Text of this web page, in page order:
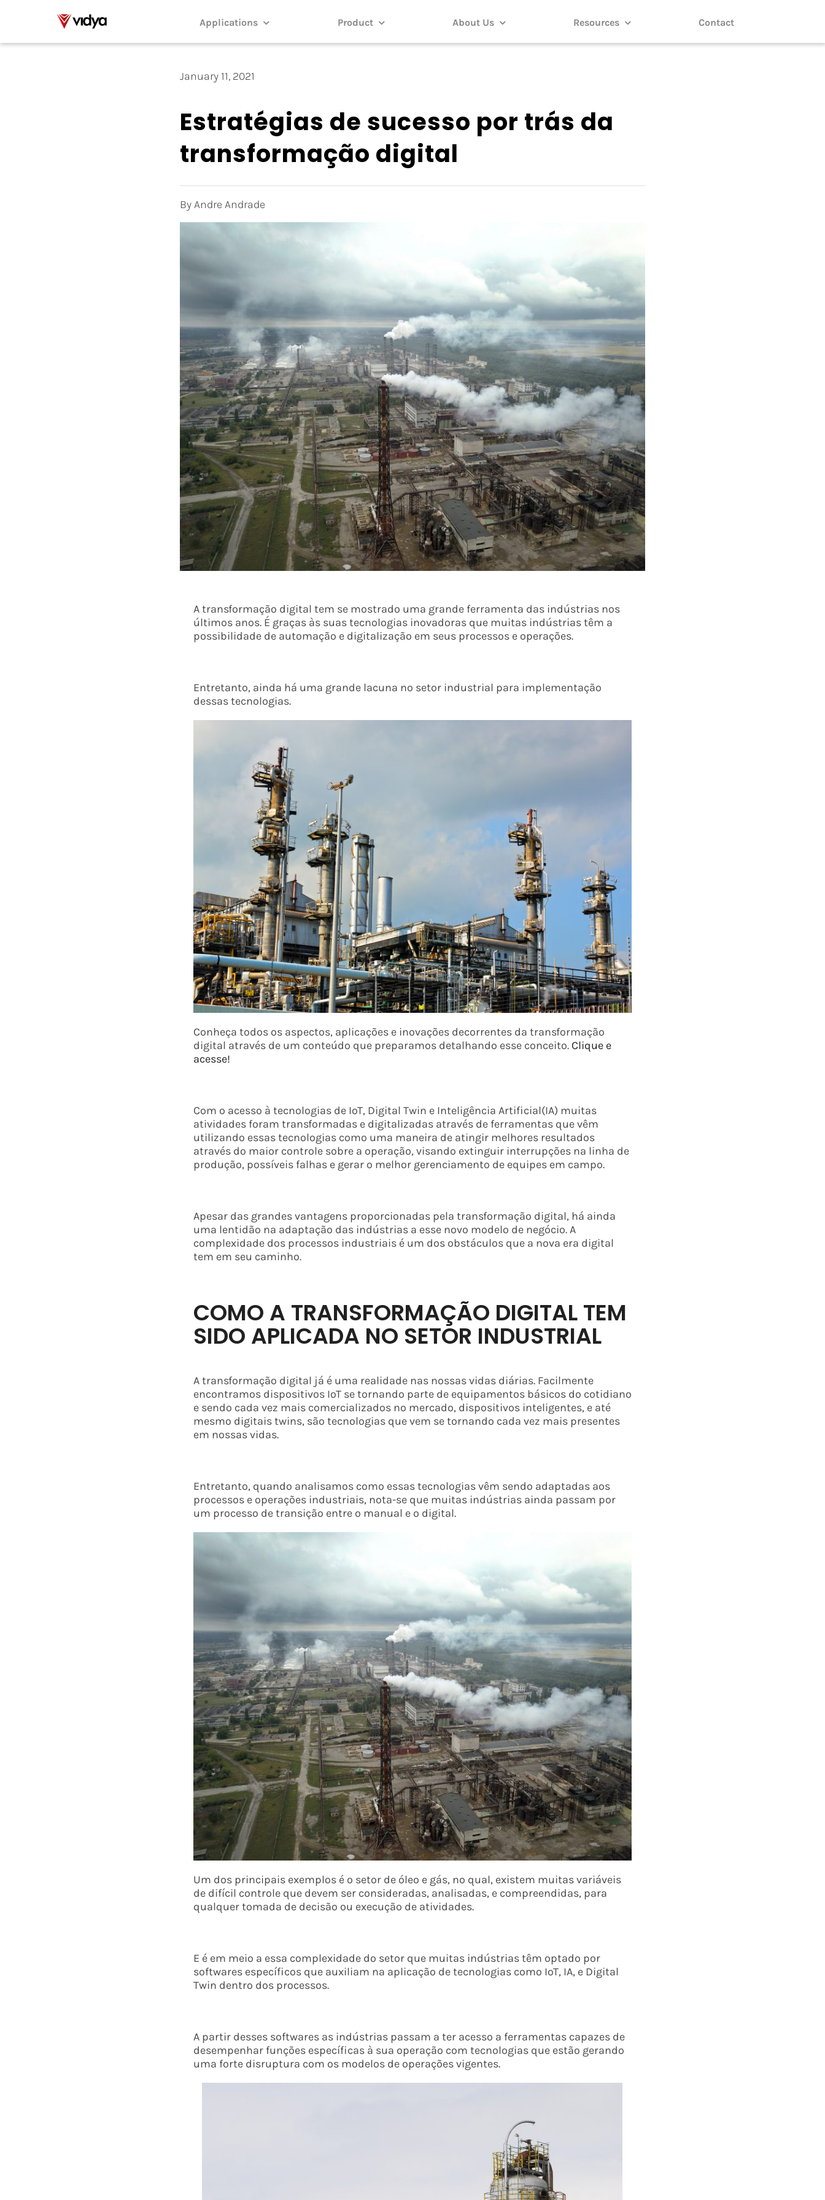
Applications Product About Us Resources Contact
January 11, 2021
Estratégias de sucesso por trás da
transformação digital
By Andre Andrade
A transformação digital tem se mostrado uma grande ferramenta das indústrias nos
últimos anos. É graças às suas tecnologias inovadoras que muitas indústrias têm a
possibilidade de automação e digitalização em seus processos e operações.
Entretanto, ainda há uma grande lacuna no setor industrial para implementação
dessas tecnologias.
Conheça todos os aspectos, aplicações e inovações decorrentes da transformação
digital através de um conteúdo que preparamos detalhando esse conceito. Clique e
acesse!
Com o acesso à tecnologias de IoT, Digital Twin e Inteligência Artificial(IA) muitas
atividades foram transformadas e digitalizadas através de ferramentas que vêm
utilizando essas tecnologias como uma maneira de atingir melhores resultados
através do maior controle sobre a operação, visando extinguir interrupções na linha de
produção, possíveis falhas e gerar o melhor gerenciamento de equipes em campo.
Apesar das grandes vantagens proporcionadas pela transformação digital, há ainda
uma lentidão na adaptação das indústrias a esse novo modelo de negócio. A
complexidade dos processos industriais é um dos obstáculos que a nova era digital
tem em seu caminho.
COMO A TRANSFORMAÇÃO DIGITAL TEM
SIDO APLICADA NO SETOR INDUSTRIAL
A transformação digital já é uma realidade nas nossas vidas diárias. Facilmente
encontramos dispositivos IoT se tornando parte de equipamentos básicos do cotidiano
e sendo cada vez mais comercializados no mercado, dispositivos inteligentes, e até
mesmo digitais twins, são tecnologias que vem se tornando cada vez mais presentes
em nossas vidas.
Entretanto, quando analisamos como essas tecnologias vêm sendo adaptadas aos
processos e operações industriais, nota-se que muitas indústrias ainda passam por
um processo de transição entre o manual e o digital.
Um dos principais exemplos é o setor de óleo e gás, no qual, existem muitas variáveis
de difícil controle que devem ser consideradas, analisadas, e compreendidas, para
qualquer tomada de decisão ou execução de atividades.
E é em meio a essa complexidade do setor que muitas indústrias têm optado por
softwares específicos que auxiliam na aplicação de tecnologias como IoT, IA, e Digital
Twin dentro dos processos.
A partir desses softwares as indústrias passam a ter acesso a ferramentas capazes de
desempenhar funções específicas à sua operação com tecnologias que estão gerando
uma forte disruptura com os modelos de operações vigentes.